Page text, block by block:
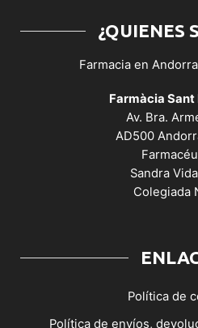
¿QUIENES
Farmacia en Andorra
Farmàcia Sant
Av. Bra.
AD500
Sandra
Colegiada
Política de
Política de envíos,